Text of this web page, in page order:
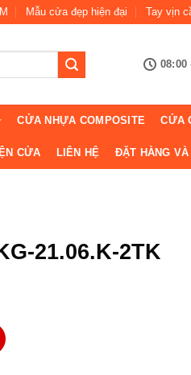
Mẫu cửa đẹp hiện đại Tay vịn
08:00
CỬA NHỰA COMPOSITE CỬA
CỬA LIÊN HỆ ĐẶT HÀNG VÀ
21.06.K-2TK
lượng